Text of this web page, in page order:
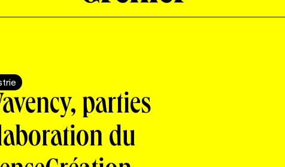
parties
du